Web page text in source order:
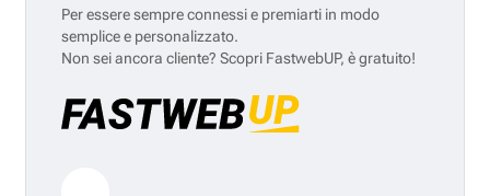
Per essere sempre connessi e premiarti in modo
semplice e personalizzato.
Non sei ancora cliente? Scopri FastwebUP, è gratuito!